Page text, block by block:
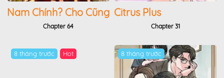
Nam Chính? Cho Cũng
Không Thèm!
Chapter 64
Citrus Plus
Chapter 31
8 tháng trước Hot 8 tháng trước